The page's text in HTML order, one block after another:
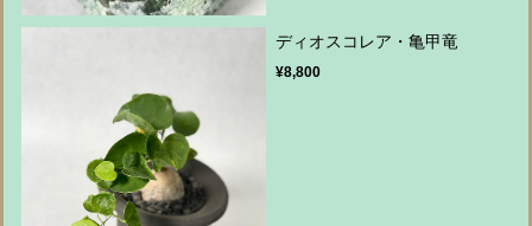
ディオスコレア・亀甲竜
¥8,800